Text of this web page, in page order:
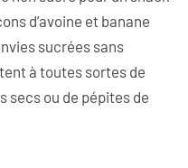
d’avoine et banane
sucrées sans
à toutes sortes de
secs ou de pépites de